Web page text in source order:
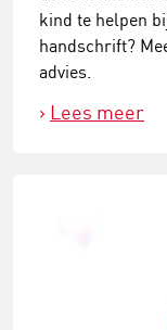
kind te helpen
handschrift?
advies.
Lees meer